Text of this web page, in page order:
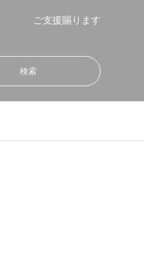
ご支援賜ります